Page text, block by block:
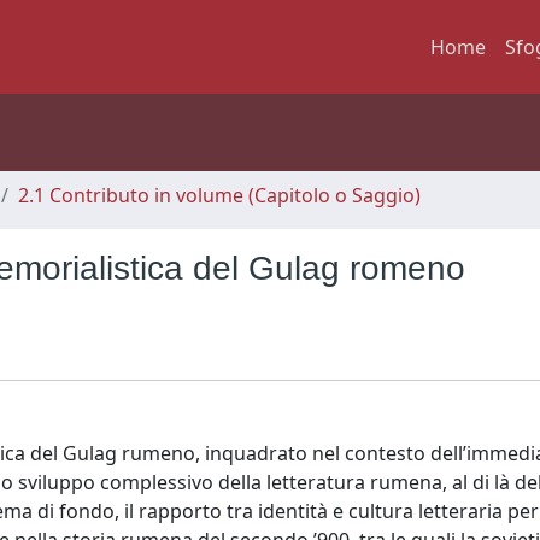
Home
2.1 Contributo in volume (Capitolo o Saggio)
del Gulag romeno
del Gulag rumeno, inquadrato nel contesto
sviluppo complessivo della letteratura rumena, al di là
di fondo, il rapporto tra identità e cultura letteraria